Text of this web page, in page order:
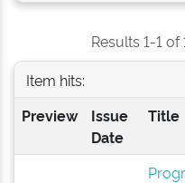
Results 1-1
Item hits:
Preview
Issue
Date
Title